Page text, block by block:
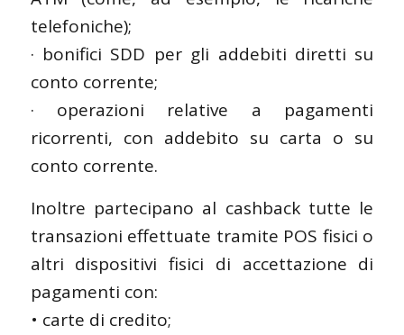
telefoniche);
· bonifici SDD per gli addebiti diretti su
conto corrente;
· operazioni relative a pagamenti
ricorrenti, con addebito su carta o su
conto corrente.
Inoltre partecipano al cashback tutte le
transazioni effettuate tramite POS fisici o
altri dispositivi fisici di accettazione di
pagamenti con:
• carte di credito;